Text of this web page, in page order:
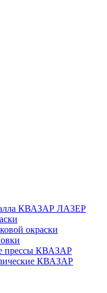
КВАЗАР ЛАЗЕР
окраски
прессы КВАЗАР
КВАЗАР